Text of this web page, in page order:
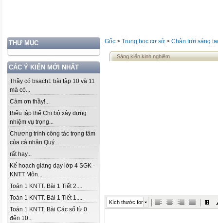
THƯ MỤC
CÁC Ý KIẾN MỚI NHẤT
Thầy có bsach1 bài tập 10 và 11
mà có...
Cảm ơn thầy!...
Biểu tập thể Chi bộ xây dựng
nhiệm vụ trọng...
Chương trình công tác trọng tâm
của cá nhân Quý...
rất hay...
Kế hoạch giảng dạy lớp 4 SGK -
KNTT Môn...
Toán 1 KNTT. Bài 1 Tiết 2....
Toán 1 KNTT. Bài 1 Tiết 1....
Toán 1 KNTT. Bài Các số từ 0
đến 10...
Gốc > Trung học cơ sở > Chân trời sáng
Sáng kiến kinh nghiệm
Kích thước font